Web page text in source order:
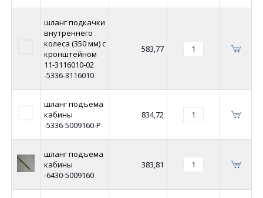
шланг подкачки
внутреннего
колеса (350 мм) с
кронштейном
11-3116010-02
-5336-3116010
583,77
шланг подъема
кабины
-5336-5009160-Р
834,72
шланг подъема
кабины
-6430-5009160
383,81